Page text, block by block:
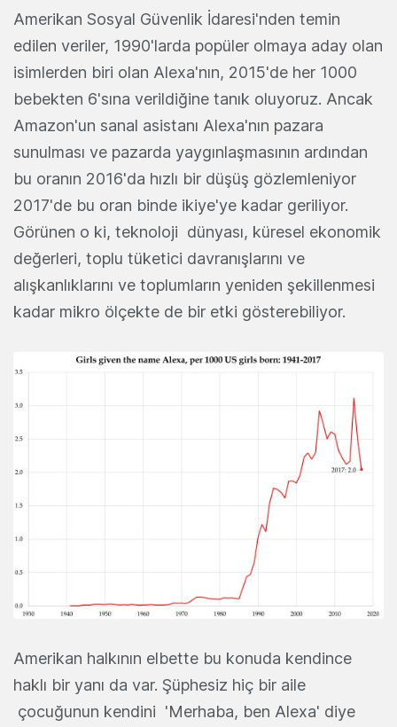
Amerikan Sosyal Güvenlik İdaresi'nden temin
edilen veriler, 1990'larda popüler olmaya aday olan
isimlerden biri olan Alexa'nın, 2015'de her 1000
bebekten 6'sına verildiğine tanık oluyoruz. Ancak
Amazon'un sanal asistanı Alexa'nın pazara
sunulması ve pazarda yaygınlaşmasının ardından
bu oranın 2016'da hızlı bir düşüş gözlemleniyor
2017'de bu oran binde ikiye'ye kadar geriliyor.
Görünen o ki, teknoloji dünyası, küresel ekonomik
değerleri, toplu tüketici davranışlarını ve
alışkanlıklarını ve toplumların yeniden şekillenmesi
kadar mikro ölçekte de bir etki gösterebiliyor.
Amerikan halkının elbette bu konuda kendince
haklı bir yanı da var. Şüphesiz hiç bir aile
çocuğunun kendini 'Merhaba, ben Alexa' diye